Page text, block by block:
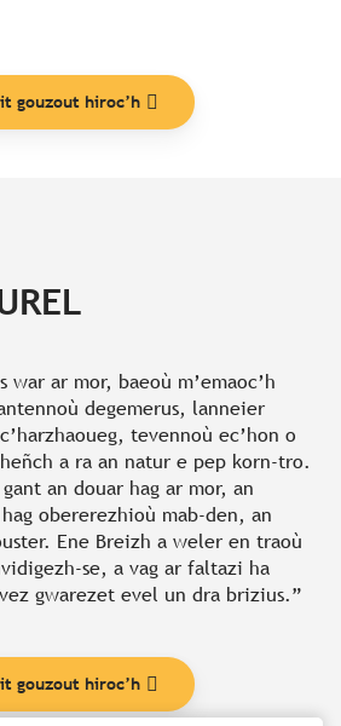
gouzout hiroc’h
war ar mor, baeoù m’emaoc’h
degemerus, lanneier
tevennoù ec’hon o
a ra an natur e pep korn-tro.
an douar hag ar mor, an
obererezhioù mab-den, an
Ene Breizh a weler en traoù
se, a vag ar faltazi ha
gwarezet evel un dra brizius.”
gouzout hiroc’h